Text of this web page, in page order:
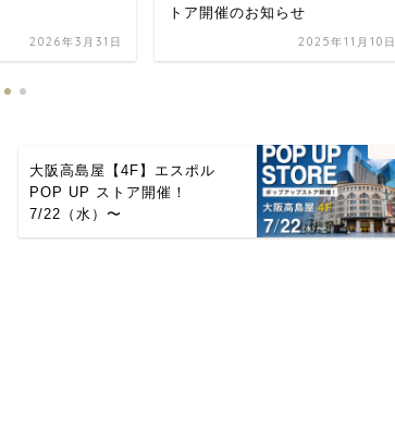
2026年3月31日
トア開催のお知らせ
2025年11月10日
大阪高島屋【4F】エスポル
POP UP ストア開催！
7/22（水）〜